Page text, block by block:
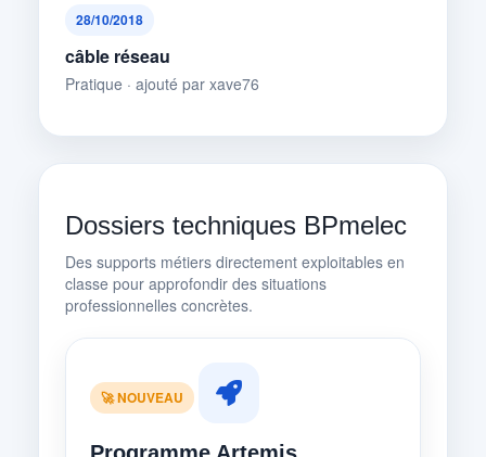
28/10/2018
câble réseau
Pratique · ajouté par xave76
Dossiers techniques BPmelec
Des supports métiers directement exploitables en
classe pour approfondir des situations
professionnelles concrètes.
🚀 NOUVEAU